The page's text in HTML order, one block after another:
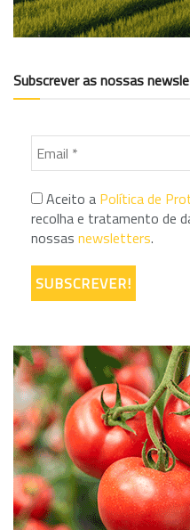
Subscrever as nossas
Aceito a Política de
recolha e tratamento de
nossas newsletters.